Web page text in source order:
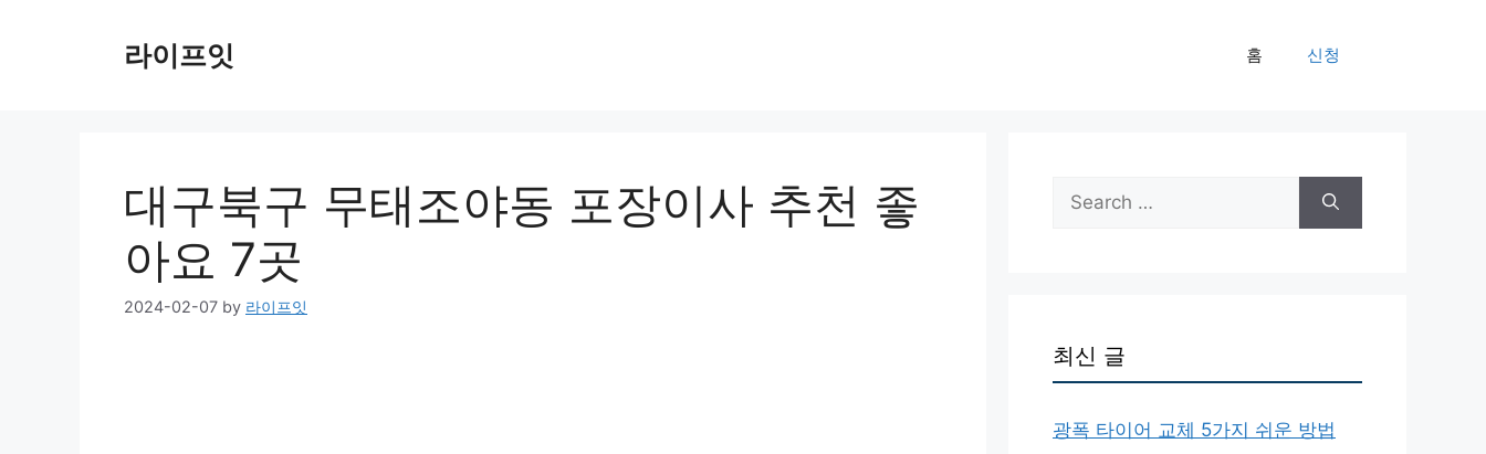
라이프잇 홈 신청
대구북구 무태조야동 포장이사 추천 좋
아요 7곳
2024-02-07 by 라이프잇
Search
for:
최신 글
광폭 타이어 교체 5가지 쉬운 방법